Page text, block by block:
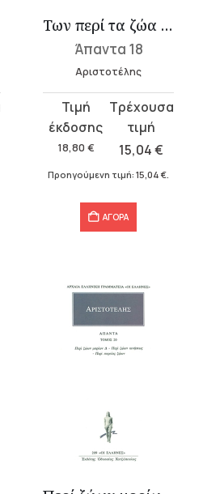
Των περί τα ζώα ιστοριών Κ
Άπαντα 18
Αριστοτέλης
18,80 €
Original
price
was:
18,80 €.
15,04€
τρέχουσα
τιμή
Προηγούμενη τιμή: 15,04 €
ΑΓΟΡΑ